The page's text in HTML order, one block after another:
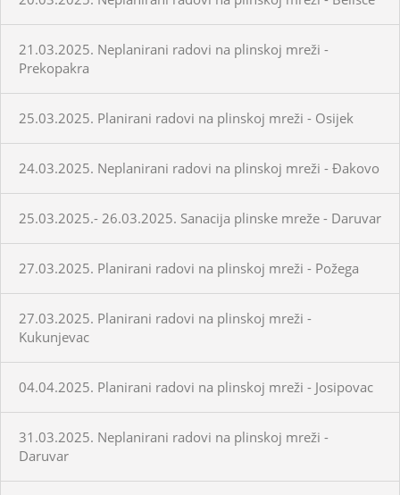
21.03.2025. Neplanirani radovi na plinskoj mreži -
Prekopakra
25.03.2025. Planirani radovi na plinskoj mreži - Osijek
24.03.2025. Neplanirani radovi na plinskoj mreži - Đakovo
25.03.2025.- 26.03.2025. Sanacija plinske mreže - Daruvar
27.03.2025. Planirani radovi na plinskoj mreži - Požega
27.03.2025. Planirani radovi na plinskoj mreži -
Kukunjevac
04.04.2025. Planirani radovi na plinskoj mreži - Josipovac
31.03.2025. Neplanirani radovi na plinskoj mreži -
Daruvar